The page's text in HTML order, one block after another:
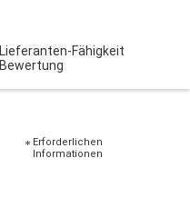
Lieferanten-Fähigkeit
Bewertung
Erforderlichen
Informationen